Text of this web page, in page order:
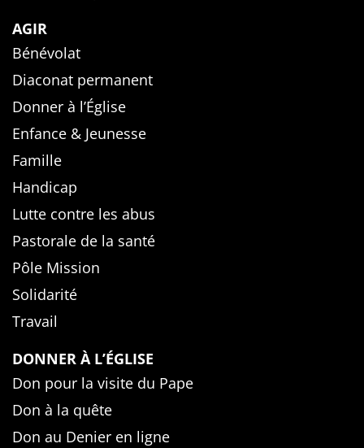
AGIR
Bénévolat
Diaconat permanent
Donner à l’Église
Enfance & Jeunesse
Famille
Handicap
Lutte contre les abus
Pastorale de la santé
Pôle Mission
Solidarité
Travail
DONNER À L’ÉGLISE
Don pour la visite du Pape
Don à la quête
Don au Denier en ligne